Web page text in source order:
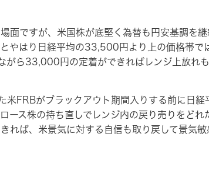
面ですが、米国株が底堅く為替も円安基調を
やはり日経平均の33,500円より上の価格帯で
ら33,000円の定着ができればレンジ上放れも
FRBがブラックアウト期間入りする前に日
ース株の持ち直しでレンジ内の戻り売りをど
れば、米景気に対する自信も取り戻して景気